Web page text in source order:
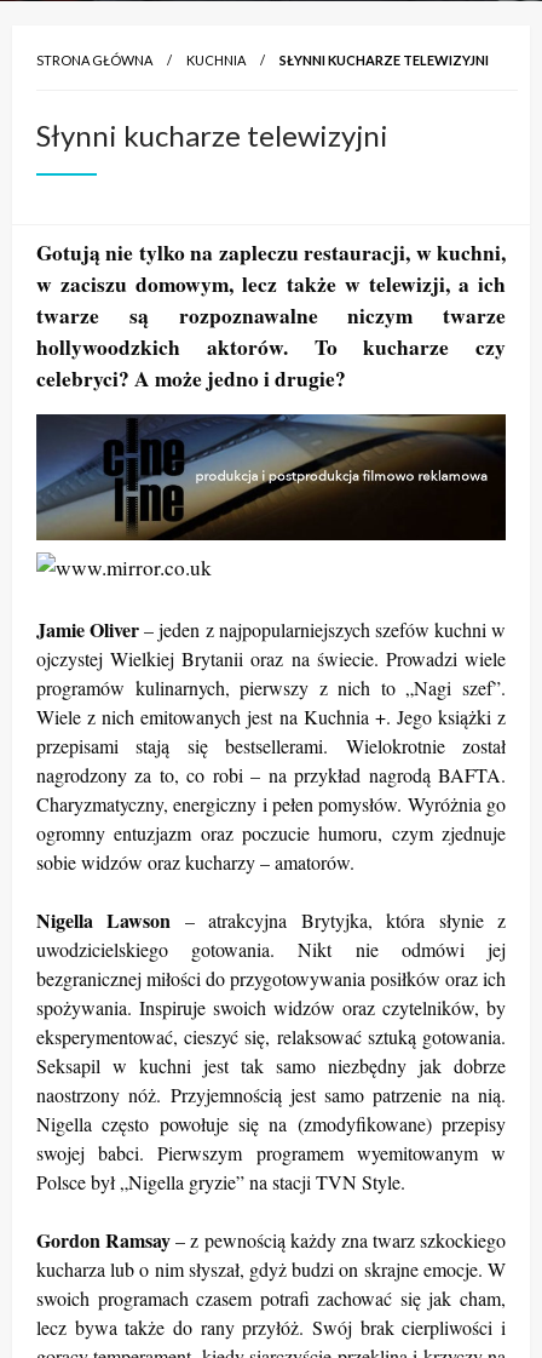
STRONA GŁÓWNA KUCHNIA SŁYNNI KUCHARZE TELEWIZYJNI
Słynni kucharze telewizyjni
Gotują nie tylko na zapleczu restauracji, w kuchni,
w zaciszu domowym, lecz także w telewizji, a ich
twarze są rozpoznawalne niczym twarze
hollywoodzkich aktorów. To kucharze czy
celebryci? A może jedno i drugie?
Jamie Oliver– jeden z najpopularniejszych szefów kuchni w
ojczystej Wielkiej Brytanii oraz na świecie. Prowadzi wiele
programów kulinarnych, pierwszy z nich to „Nagi szef”.
Wiele z nich emitowanych jest na Kuchnia +. Jego książki z
przepisami stają się bestsellerami. Wielokrotnie został
nagrodzony za to, co robi – na przykład nagrodą BAFTA.
Charyzmatyczny, energiczny i pełen pomysłów. Wyróżnia go
ogromny entuzjazm oraz poczucie humoru, czym zjednuje
sobie widzów oraz kucharzy – amatorów.
Nigella Lawson – atrakcyjna Brytyjka, która słynie z
uwodzicielskiego gotowania. Nikt nie odmówi jej
bezgranicznej miłości do przygotowywania posiłków oraz ich
spożywania. Inspiruje swoich widzów oraz czytelników, by
eksperymentować, cieszyć się, relaksować sztuką gotowania.
Seksapil w kuchni jest tak samo niezbędny jak dobrze
naostrzony nóż. Przyjemnością jest samo patrzenie na nią.
Nigella często powołuje się na (zmodyfikowane) przepisy
swojej babci. Pierwszym programem wyemitowanym w
Polsce był „Nigella gryzie” na stacji TVN Style.
Gordon Ramsay– z pewnością każdy zna twarz szkockiego
kucharza lub o nim słyszał, gdyż budzi on skrajne emocje. W
swoich programach czasem potrafi zachować się jak cham,
lecz bywa także do rany przyłóż. Swój brak cierpliwości i